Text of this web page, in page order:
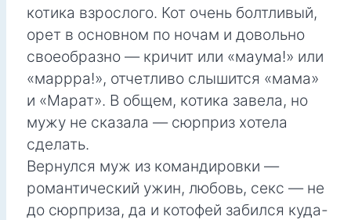
котика взрослого. Кот очень болтливый,
орет в основном по ночам и довольно
своеобразно — кричит или «маума!» или
«маррра!», отчетливо слышится «мама»
и «Марат». В общем, котика завела, но
мужу не сказала — сюрприз хотела
сделать.
Вернулся муж из командировки —
романтический ужин, любовь, секс — не
до сюрприза, да и котофей забился куда-